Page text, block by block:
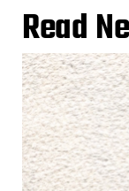
Read